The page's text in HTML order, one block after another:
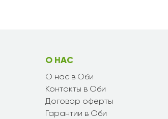
О НАС
О нас в Оби
Контакты в Оби
Договор оферты
Гарантии в Оби